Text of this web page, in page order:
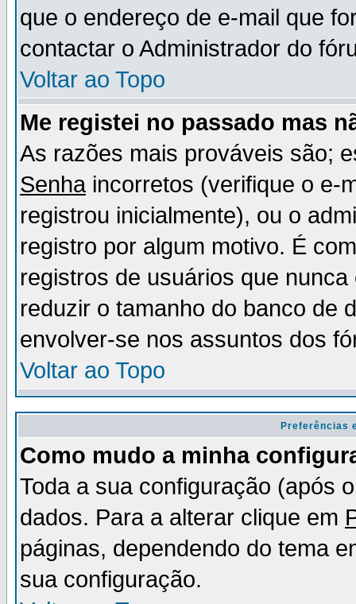
que o endereço de e-mail que
contactar o Administrador do
Voltar ao Topo
Me registei no passado mas
As razões mais prováveis são;
Senhaincorretos (verifique o e-
registrou inicialmente), ou o
registro por algum motivo. É
registros de usuários que
reduzir o tamanho do banco de
envolver-se nos assuntos dos
Voltar ao Topo
Preferências
Como mudo a minha
Toda a sua configuração (após
dados. Para a alterar clique em
páginas, dependendo do tema
sua configuração.